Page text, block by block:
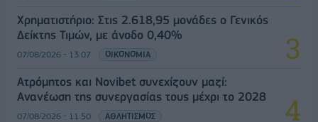
Χρηματιστήριο: Στις 2.618,95 μονάδες ο Γενικός
Δείκτης Τιμών, με άνοδο 0,40%
07/08/2026 - 13:07 ΟΙΚΟΝΟΜΙΑ
Ατρόμητος και Novibet συνεχίζουν μαζί:
Ανανέωση της συνεργασίας τους μέχρι το 2028
07/08/2026 - 11:50 ΑΘΛΗΤΙΣΜΟΣ